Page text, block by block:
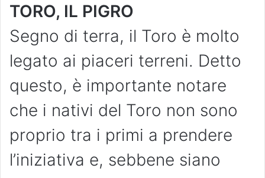
TORO, IL PIGRO
Segno di terra, il Toro è molto
legato ai piaceri terreni. Detto
questo, è importante notare
che i nativi del Toro non sono
proprio tra i primi a prendere
l’iniziativa e, sebbene siano